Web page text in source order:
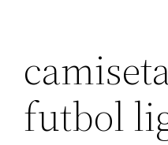
futbol